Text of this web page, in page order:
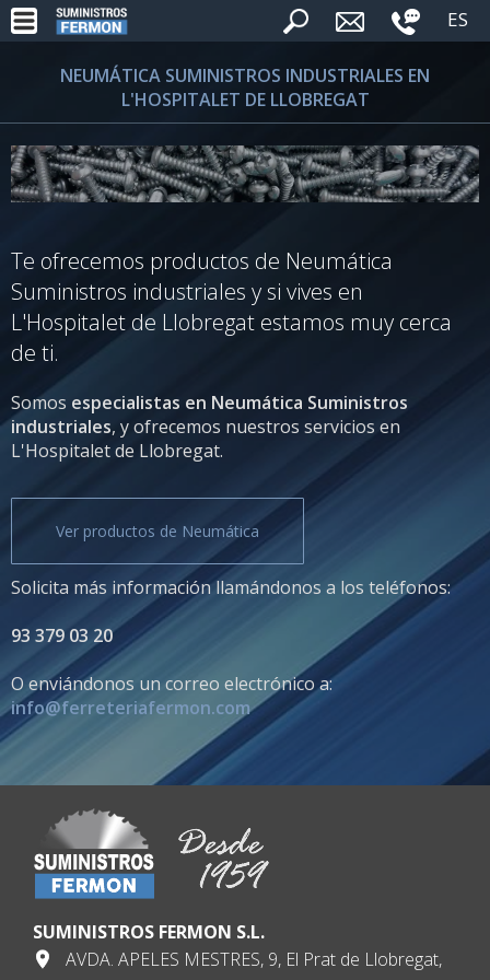
ES
NEUMÁTICA SUMINISTROS INDUSTRIALES EN
L'HOSPITALET DE LLOBREGAT
Te ofrecemos productos de Neumática
Suministros industriales y si vives en
L'Hospitalet de Llobregat estamos muy cerca
de ti.
Somos especialistas en Neumática Suministros
industriales, y ofrecemos nuestros servicios en
L'Hospitalet de Llobregat.
Ver productos de Neumática
Solicita más información llamándonos a los teléfonos:
93 379 03 20
O enviándonos un correo electrónico a:
info@ferreteriafermon.com
SUMINISTROS FERMON S.L.
AVDA. APELES MESTRES, 9, El Prat de Llobregat,